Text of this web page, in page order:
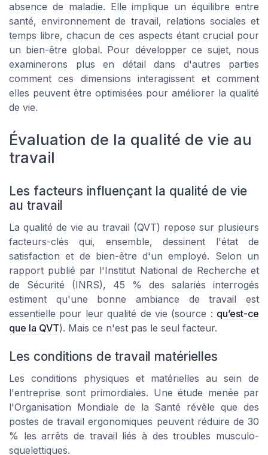
absence de maladie. Elle implique un équilibre entre
santé, environnement de travail, relations sociales et
temps libre, chacun de ces aspects étant crucial pour
un bien-être global. Pour développer ce sujet, nous
examinerons plus en détail dans d'autres parties
comment ces dimensions interagissent et comment
elles peuvent être optimisées pour améliorer la qualité
de vie.
Évaluation de la qualité de vie au
travail
Les facteurs influençant la qualité de vie
au travail
La qualité de vie au travail (QVT) repose sur plusieurs
facteurs-clés qui, ensemble, dessinent l'état de
satisfaction et de bien-être d'un employé. Selon un
rapport publié par l'Institut National de Recherche et
de Sécurité (INRS), 45 % des salariés interrogés
estiment qu'une bonne ambiance de travail est
essentielle pour leur qualité de vie (source : qu’est-ce
que la QVT). Mais ce n'est pas le seul facteur.
Les conditions de travail matérielles
Les conditions physiques et matérielles au sein de
l'entreprise sont primordiales. Une étude menée par
l'Organisation Mondiale de la Santé révèle que des
postes de travail ergonomiques peuvent réduire de 30
% les arrêts de travail liés à des troubles musculo-
squelettiques.